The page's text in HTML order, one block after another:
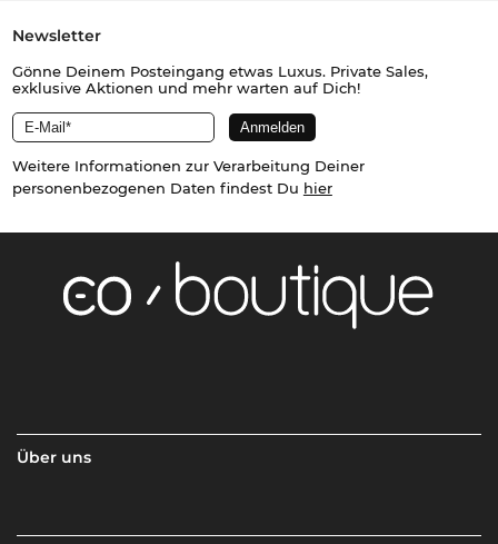
Newsletter
Gönne Deinem Posteingang etwas Luxus. Private Sales,
exklusive Aktionen und mehr warten auf Dich!
Weitere Informationen zur Verarbeitung Deiner
personenbezogenen Daten findest Du hier
Über uns